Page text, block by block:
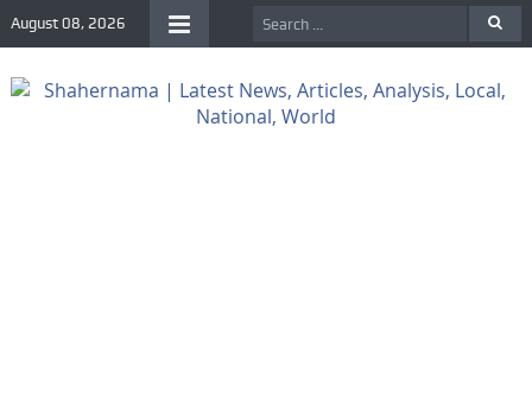
August 08, 2026